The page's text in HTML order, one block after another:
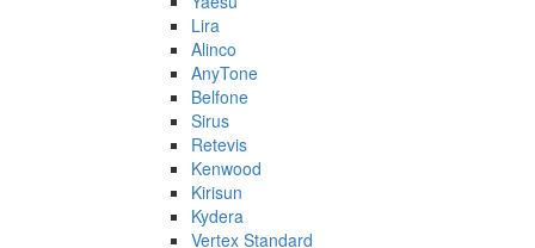
Lira
Alinco
AnyTone
Belfone
Sirus
Retevis
Kenwood
Kirisun
Kydera
Vertex Standard